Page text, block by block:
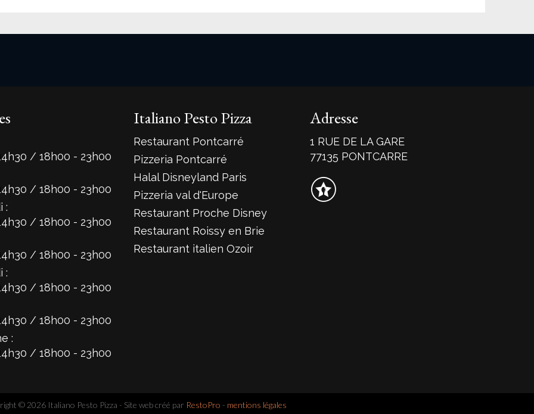
/ 18h00 - 23h00
/ 18h00 - 23h00
:
/ 18h00 - 23h00
/ 18h00 - 23h00
:
/ 18h00 - 23h00
/ 18h00 - 23h00
:
/ 18h00 - 23h00
Italiano Pesto Pizza
Restaurant Pontcarré
Pizzeria Pontcarré
Halal Disneyland Paris
Pizzeria val d'Europe
Restaurant Proche Disney
Restaurant Roissy en Brie
Restaurant italien Ozoir
Adresse
1 RUE DE LA GARE
77135 PONTCARRE
© 2026 Italiano Pesto Pizza - Site web créé par RestoPro - mentions légales